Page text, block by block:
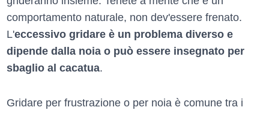
comportamento naturale, non dev'essere frenato.
L'eccessivo gridare è un problema diverso e
dipende dalla noia o può essere insegnato per
sbaglio al cacatua.
Gridare per frustrazione o per noia è comune tra i